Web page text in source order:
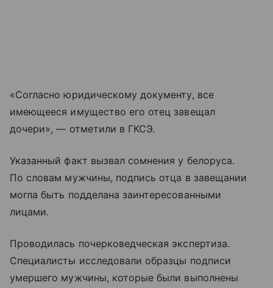
«Согласно юридическому документу, все
имеющееся имущество его отец завещал
дочери», — отметили в ГКСЭ.
Указанный факт вызвал сомнения у белоруса.
По словам мужчины, подпись отца в завещании
могла быть подделана заинтересованными
лицами.
Проводилась почерковедческая экспертиза.
Специалисты исследовали образцы подписи
умершего мужчины, которые были выполнены